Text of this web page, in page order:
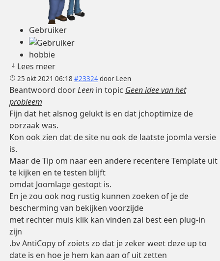
Gebruiker
hobbie
Lees meer
25 okt 2021 06:18 #23324door Leen
Beantwoord doorLeenin topic Geen idee van het
probleem
Fijn dat het alsnog gelukt is en dat jchoptimize de
oorzaak was.
Kon ook zien dat de site nu ook de laatste joomla versie
is.
Maar de Tip om naar een andere recentere Template uit
te kijken en te testen blijft
omdat Joomlage gestopt is.
En je zou ook nog rustig kunnen zoeken of je de
bescherming van bekijken voorzijde
met rechter muis klik kan vinden zal best een plug-in
zijn
.bv AntiCopy of zoiets zo dat je zeker weet deze up to
date is en hoe je hem kan aan of uit zetten